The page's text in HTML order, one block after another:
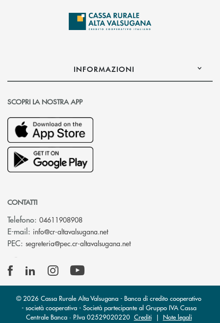
INFORMAZIONI
SCOPRI LA NOSTRA APP
CONTATTI
Telefono: 04611908908
E-mail: info@cr-altavalsugana.net(si apre l’app di posta
PEC: segreteria@pec.cr-altavalsugana.net(si apre l’app di posta
© 2026 Cassa Rurale Alta Valsugana - Banca di credito cooperativo
- società cooperativa - Società partecipante al Gruppo IVA Cassa
Centrale Banca · P.Iva 02529020220 Crediti| Note legali